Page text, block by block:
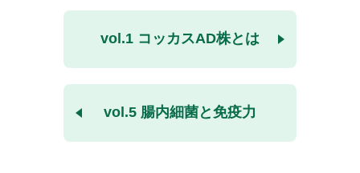
vol.5 腸内細菌と免疫力
vol.1 コッカスAD株とは